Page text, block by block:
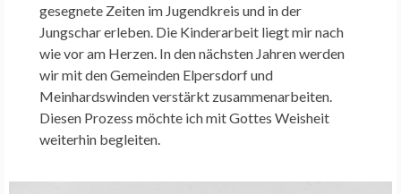
gesegnete Zeiten im Jugendkreis und in der
Jungschar erleben. Die Kinderarbeit liegt mir nach
wie vor am Herzen. In den nächsten Jahren werden
wir mit den Gemeinden Elpersdorf und
Meinhardswinden verstärkt zusammenarbeiten.
Diesen Prozess möchte ich mit Gottes Weisheit
weiterhin begleiten.